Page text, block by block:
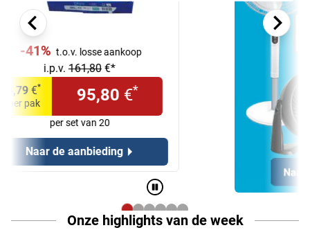
Onze highlights van de week